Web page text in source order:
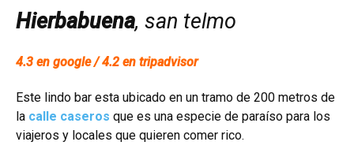
Hierbabuena, san telmo
4.3 en google / 4.2 en tripadvisor
Este lindo bar esta ubicado en un tramo de 200 metros de
la calle caseros que es una especie de paraíso para los
viajeros y locales que quieren comer rico.